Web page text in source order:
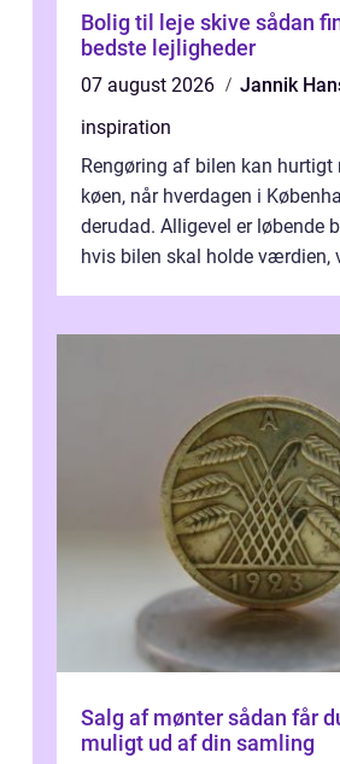
Bolig til leje skive sådan finder du de
bedste lejligheder
07 august 2026
Jannik
inspiration
Rengøring af bilen kan hurtigt
køen, når hverdagen i
derudad. Alligevel er løbende
hvis bilen skal holde værdien,
Salg af mønter sådan får du mest
muligt ud af din samling